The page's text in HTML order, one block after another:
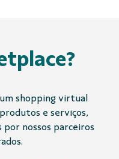
?
shopping virtual
e serviços,
por nossos parceiros